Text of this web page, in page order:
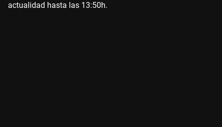
actualidad hasta las 13:50h.